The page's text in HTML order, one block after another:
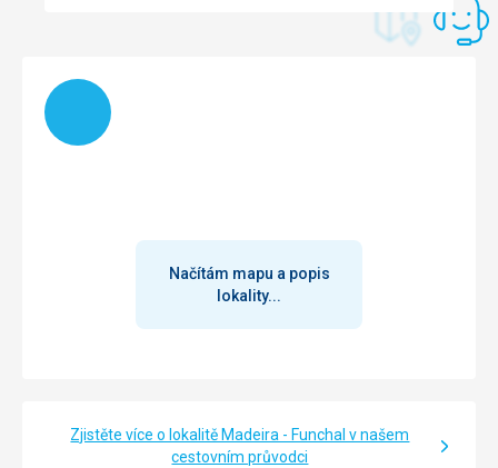
Načítám
Načítám mapu a popis
lokality...
Zjistěte více o lokalitě Madeira - Funchal v našem
cestovním průvodci